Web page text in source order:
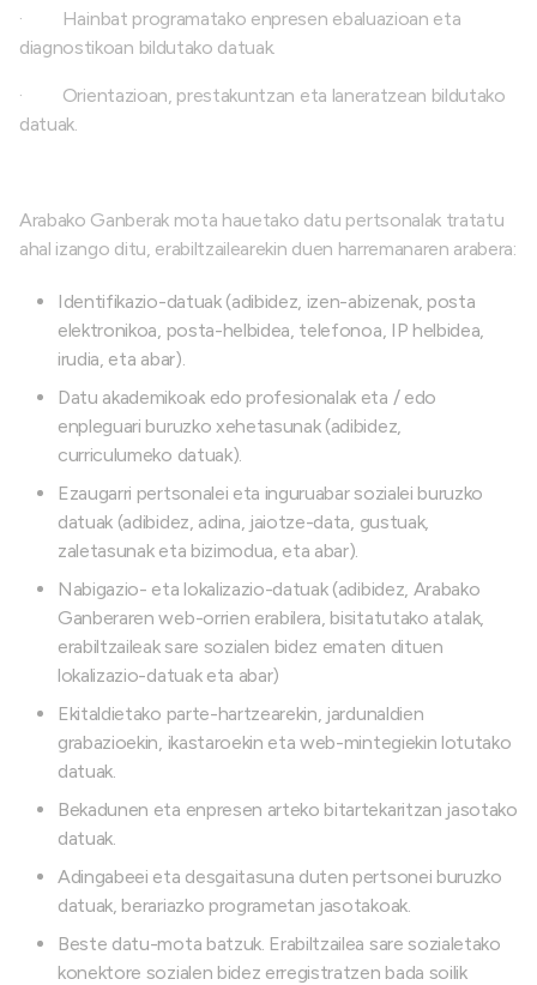
·
Hainbat programatako enpresen ebaluazioan eta
diagnostikoan bildutako datuak.
· Orientazioan, prestakuntzan eta laneratzean bildutako
datuak.
Arabako Ganberak mota hauetako datu pertsonalak tratatu
ahal izango ditu, erabiltzailearekin duen harremanaren arabera:
Identifikazio-datuak (adibidez, izen-abizenak, posta
elektronikoa, posta-helbidea, telefonoa, IP helbidea,
irudia, eta abar).
Datu akademikoak edo profesionalak eta / edo
enpleguari buruzko xehetasunak (adibidez,
curriculumeko datuak).
Ezaugarri pertsonalei eta inguruabar sozialei buruzko
datuak (adibidez, adina, jaiotze-data, gustuak,
zaletasunak eta bizimodua, eta abar).
Nabigazio- eta lokalizazio-datuak (adibidez, Arabako
Ganberaren web-orrien erabilera, bisitatutako atalak,
erabiltzaileak sare sozialen bidez ematen dituen
lokalizazio-datuak eta abar)
Ekitaldietako parte-hartzearekin, jardunaldien
grabazioekin, ikastaroekin eta web-mintegiekin lotutako
datuak.
Bekadunen eta enpresen arteko bitartekaritzan jasotako
datuak.
Adingabeei eta desgaitasuna duten pertsonei buruzko
datuak, berariazko programetan jasotakoak.
Beste datu-mota batzuk. Erabiltzailea sare sozialetako
konektore sozialen bidez erregistratzen bada soilik